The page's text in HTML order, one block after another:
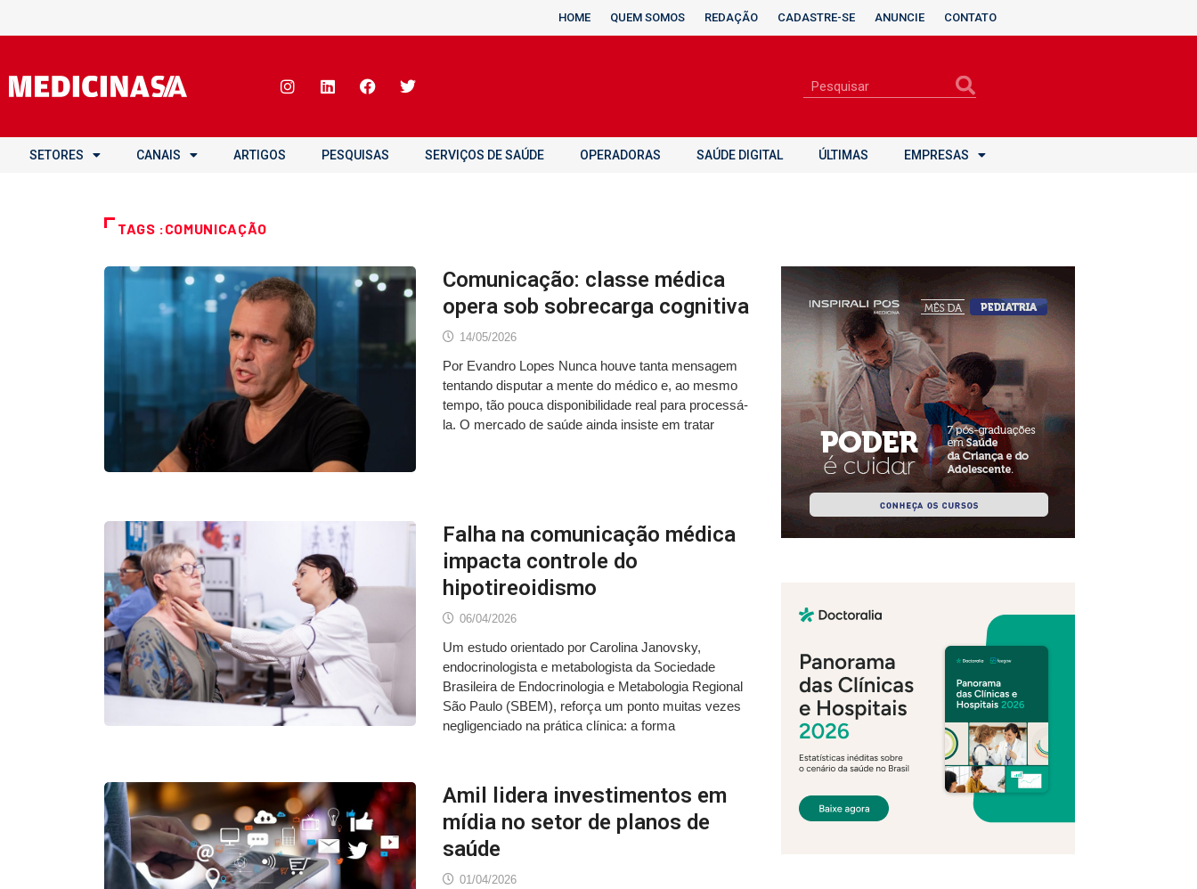
HOME QUEM SOMOS REDAÇÃO CADASTRE-SE ANUNCIE CONTATO
SETORES CANAIS ARTIGOS PESQUISAS SERVIÇOS DE SAÚDE OPERADORAS SAÚDE DIGITAL ÚLTIMAS EMPRESAS
TAGS :COMUNICAÇÃO
Comunicação: classe médica
opera sob sobrecarga cognitiva
14/05/2026
Por Evandro Lopes Nunca houve tanta mensagem
tentando disputar a mente do médico e, ao mesmo
tempo, tão pouca disponibilidade real para processá-
la. O mercado de saúde ainda insiste em tratar
Falha na comunicação médica
impacta controle do
hipotireoidismo
06/04/2026
Um estudo orientado por Carolina Janovsky,
endocrinologista e metabologista da Sociedade
Brasileira de Endocrinologia e Metabologia Regional
São Paulo (SBEM), reforça um ponto muitas vezes
negligenciado na prática clínica: a forma
Amil lidera investimentos em
mídia no setor de planos de
saúde
01/04/2026